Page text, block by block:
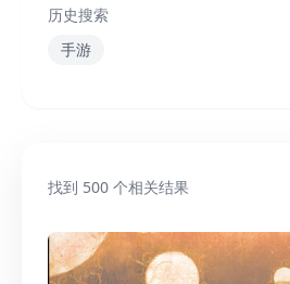
历史搜索
手游
找到 500 个相关结果